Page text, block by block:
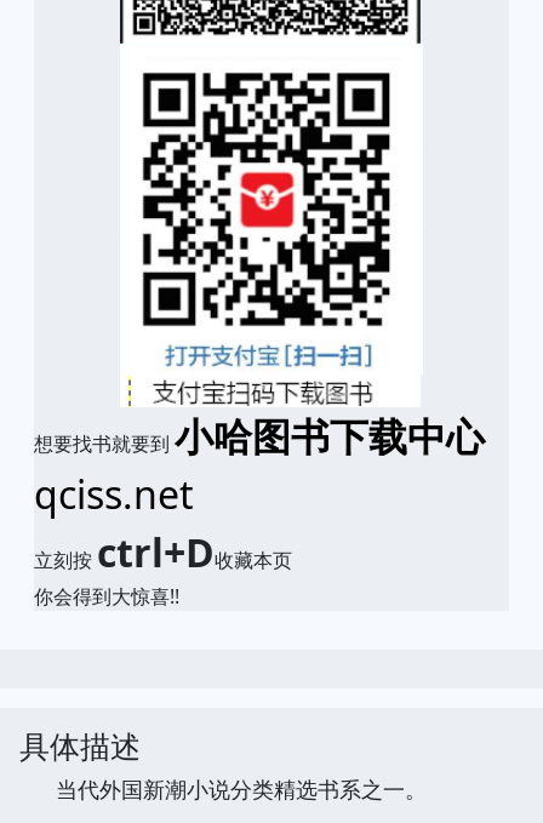
想要找书就要到 小哈图书下载中心
qciss.net
立刻按 ctrl+D收藏本页
你会得到大惊喜!!
具体描述
当代外国新潮小说分类精选书系之一。